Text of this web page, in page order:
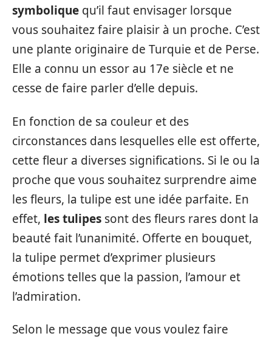
symbolique qu’il faut envisager lorsque
vous souhaitez faire plaisir à un proche. C’est
une plante originaire de Turquie et de Perse.
Elle a connu un essor au 17e siècle et ne
cesse de faire parler d’elle depuis.
En fonction de sa couleur et des
circonstances dans lesquelles elle est offerte,
cette fleur a diverses significations. Si le ou la
proche que vous souhaitez surprendre aime
les fleurs, la tulipe est une idée parfaite. En
effet, les tulipes sont des fleurs rares dont la
beauté fait l’unanimité. Offerte en bouquet,
la tulipe permet d’exprimer plusieurs
émotions telles que la passion, l’amour et
l’admiration.
Selon le message que vous voulez faire